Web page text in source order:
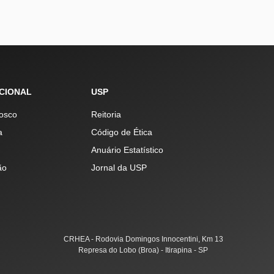
USP
Reitoria
Código de Ética
Anuário Estatístico
Jornal da USP
CRHEA - Rodovia Domingos Innocentini, Km 13
Represa do Lobo (Broa) - Itirapina - SP